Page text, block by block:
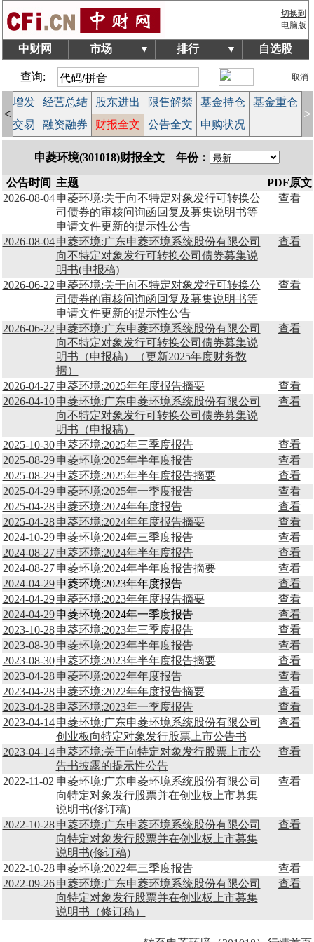
切换到
电脑版
中财网 市场 ▼ 排行 ▼ 自选股
查询: 取消
<
增发 经营总结 股东进出 限售解禁 基金持仓
基金重仓
交易
融资融券 财报全文 公告全文 申购状况
>
申菱环境(301018)财报全文 年份：
公告时间 主题
PDF原文
2026-08-04 申菱环境:关于向不特定对象发行可转换公
司债券的审核问询函回复及募集说明书等
申请文件更新的提示性公告
查看
2026-08-04 申菱环境:广东申菱环境系统股份有限公司
向不特定对象发行可转换公司债券募集说
明书(申报稿)
查看
2026-06-22 申菱环境:关于向不特定对象发行可转换公
司债券的审核问询函回复及募集说明书等
申请文件更新的提示性公告
查看
2026-06-22 申菱环境:广东申菱环境系统股份有限公司
向不特定对象发行可转换公司债券募集说
明书（申报稿）（更新2025年度财务数
据）
查看
2026-04-27 申菱环境:2025年年度报告摘要
查看
2026-04-10 申菱环境:广东申菱环境系统股份有限公司
向不特定对象发行可转换公司债券募集说
明书（申报稿）
查看
2025-10-30 申菱环境:2025年三季度报告
查看
2025-08-29 申菱环境:2025年半年度报告
查看
2025-08-29 申菱环境:2025年半年度报告摘要
查看
2025-04-29 申菱环境:2025年一季度报告
查看
2025-04-28 申菱环境:2024年年度报告
查看
2025-04-28 申菱环境:2024年年度报告摘要
查看
2024-10-29 申菱环境:2024年三季度报告
查看
2024-08-27 申菱环境:2024年半年度报告
查看
2024-08-27 申菱环境:2024年半年度报告摘要
查看
2024-04-29 申菱环境:2023年年度报告
查看
2024-04-29 申菱环境:2023年年度报告摘要
查看
2024-04-29 申菱环境:2024年一季度报告
查看
2023-10-28 申菱环境:2023年三季度报告
查看
2023-08-30 申菱环境:2023年半年度报告
查看
2023-08-30 申菱环境:2023年半年度报告摘要
查看
2023-04-28 申菱环境:2022年年度报告
查看
2023-04-28 申菱环境:2022年年度报告摘要
查看
2023-04-28 申菱环境:2023年一季度报告
查看
2023-04-14 申菱环境:广东申菱环境系统股份有限公司
创业板向特定对象发行股票上市公告书
查看
2023-04-14 申菱环境:关于向特定对象发行股票上市公
告书披露的提示性公告
查看
2022-11-02 申菱环境:广东申菱环境系统股份有限公司
向特定对象发行股票并在创业板上市募集
说明书(修订稿)
查看
2022-10-28 申菱环境:广东申菱环境系统股份有限公司
向特定对象发行股票并在创业板上市募集
说明书(修订稿)
查看
2022-10-28 申菱环境:2022年三季度报告
查看
2022-09-26 申菱环境:广东申菱环境系统股份有限公司
向特定对象发行股票并在创业板上市募集
说明书（修订稿）
查看